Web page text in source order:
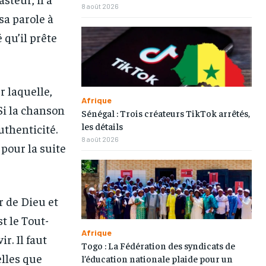
parole à
prête
laquelle,
la chanson
la suite
de Dieu et
le Tout-
Il faut
que
8 août 2026
Afrique
Sénégal : Trois créateurs TikTok arrêtés,
les détails
8 août 2026
Afrique
Togo : La Fédération des syndicats de
l’éducation nationale plaide pour un